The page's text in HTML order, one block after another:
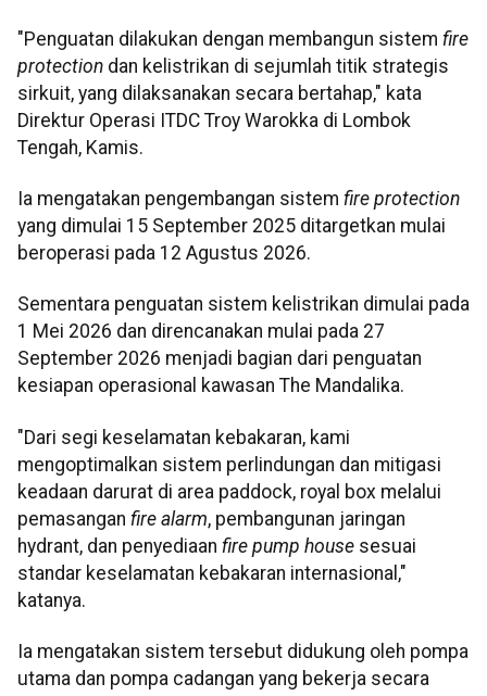
"Penguatan dilakukan dengan membangun sistem fire
protection dan kelistrikan di sejumlah titik strategis
sirkuit, yang dilaksanakan secara bertahap," kata
Direktur Operasi ITDC Troy Warokka di Lombok
Tengah, Kamis.
Ia mengatakan pengembangan sistem fire protection
yang dimulai 15 September 2025 ditargetkan mulai
beroperasi pada 12 Agustus 2026.
Sementara penguatan sistem kelistrikan dimulai pada
1 Mei 2026 dan direncanakan mulai pada 27
September 2026 menjadi bagian dari penguatan
kesiapan operasional kawasan The Mandalika.
"Dari segi keselamatan kebakaran, kami
mengoptimalkan sistem perlindungan dan mitigasi
keadaan darurat di area paddock, royal box melalui
pemasangan fire alarm, pembangunan jaringan
hydrant, dan penyediaan fire pump house sesuai
standar keselamatan kebakaran internasional,"
katanya.
Ia mengatakan sistem tersebut didukung oleh pompa
utama dan pompa cadangan yang bekerja secara